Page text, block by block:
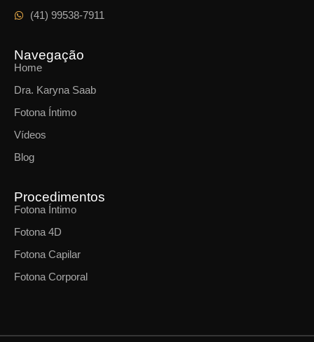
(41) 99538-7911
Navegação
Home
Dra. Karyna Saab
Fotona Íntimo
Vídeos
Blog
Procedimentos
Fotona Íntimo
Fotona 4D
Fotona Capilar
Fotona Corporal